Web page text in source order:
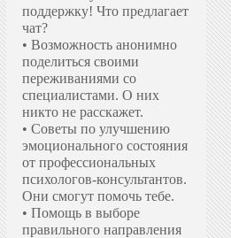
поддержку! Что предлагает
чат?
• Возможность анонимно
поделиться своими
переживаниями со
специалистами. О них
никто не расскажет.
• Советы по улучшению
эмоционального состояния
от профессиональных
психологов-консультантов.
Они смогут помочь тебе.
• Помощь в выборе
правильного направления